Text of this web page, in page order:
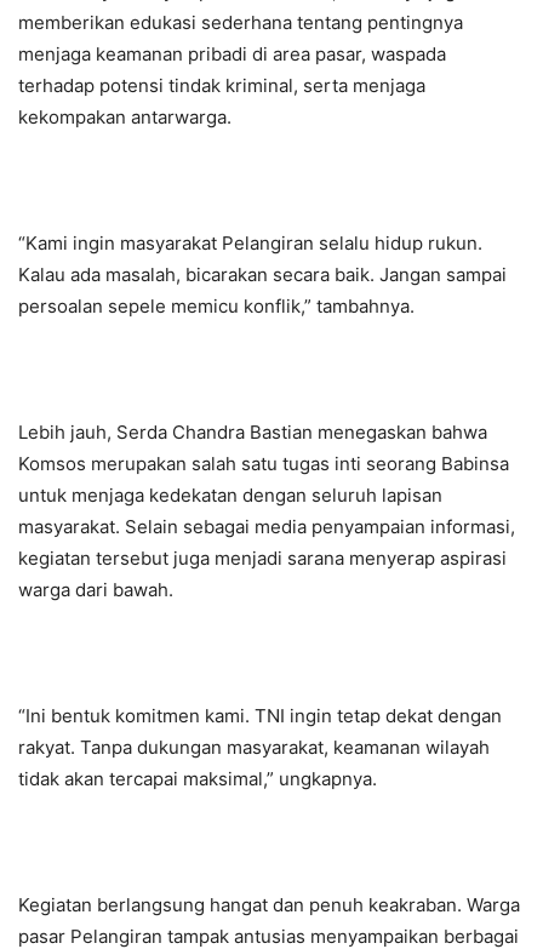
memberikan edukasi sederhana tentang pentingnya
menjaga keamanan pribadi di area pasar, waspada
terhadap potensi tindak kriminal, serta menjaga
kekompakan antarwarga.
“Kami ingin masyarakat Pelangiran selalu hidup rukun.
Kalau ada masalah, bicarakan secara baik. Jangan sampai
persoalan sepele memicu konflik,” tambahnya.
Lebih jauh, Serda Chandra Bastian menegaskan bahwa
Komsos merupakan salah satu tugas inti seorang Babinsa
untuk menjaga kedekatan dengan seluruh lapisan
masyarakat. Selain sebagai media penyampaian informasi,
kegiatan tersebut juga menjadi sarana menyerap aspirasi
warga dari bawah.
“Ini bentuk komitmen kami. TNI ingin tetap dekat dengan
rakyat. Tanpa dukungan masyarakat, keamanan wilayah
tidak akan tercapai maksimal,” ungkapnya.
Kegiatan berlangsung hangat dan penuh keakraban. Warga
pasar Pelangiran tampak antusias menyampaikan berbagai